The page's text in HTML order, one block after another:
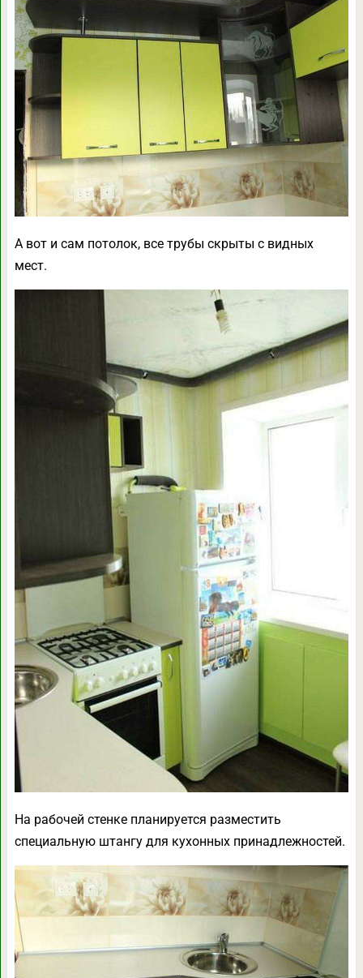
А вот и сам потолок, все трубы скрыты с видных
мест.
На рабочей стенке планируется разместить
специальную штангу для кухонных принадлежностей.